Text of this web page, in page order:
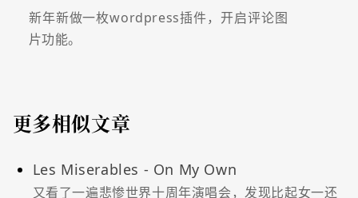
新年新做一枚wordpress插件，开启评论图
片功能。
更多相似文章
Les Miserables - On My Own
又看了一遍悲惨世界十周年演唱会，发现比起女一还